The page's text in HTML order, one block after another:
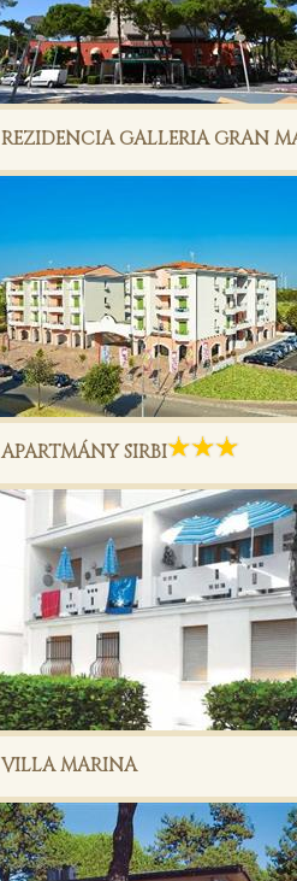
REZIDENCIA GALLERIA GRAN
APARTMÁNY SIRBI
VILLA MARINA